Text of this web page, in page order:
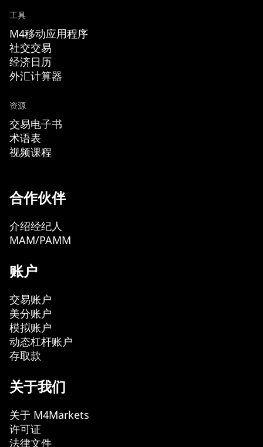
工具
M4移动应用程序
社交交易
经济日历
外汇计算器
资源
交易电子书
术语表
视频课程
合作伙伴
介绍经纪人
MAM/PAMM
账户
交易账户
美分账户
模拟账户
动态杠杆账户
存取款
关于我们
关于 M4Markets
许可证
法律文件